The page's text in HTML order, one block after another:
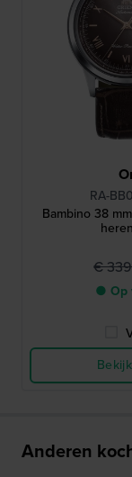
RA-
Bambino 38
€
● Op
Anderen